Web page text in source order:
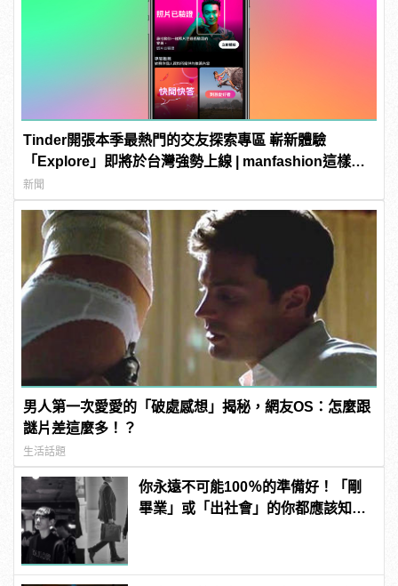
Tinder開張本季最熱門的交友探索專區 嶄新體驗
「Explore」即將於台灣強勢上線 | manfashion這樣變
型男
新聞
男人第一次愛愛的「破處感想」揭秘，網友OS：怎麼跟
謎片差這麼多！？
生活話題
你永遠不可能100％的準備好！「剛
畢業」或「出社會」的你都應該知道